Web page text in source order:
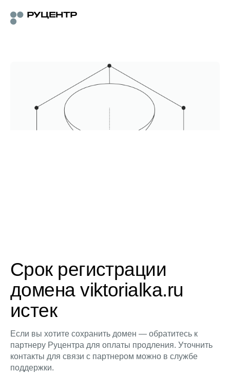
Срок регистрации
домена viktorialka.ru
истек
Если вы хотите сохранить домен — обратитесь к
партнеру Руцентра для оплаты продления. Уточнить
контакты для связи с партнером можно в службе
поддержки.